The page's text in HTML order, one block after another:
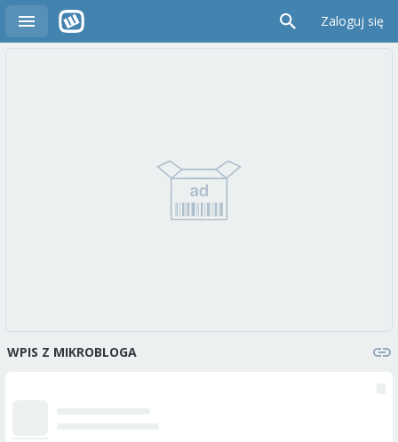
Zaloguj się
WPIS Z MIKROBLOGA